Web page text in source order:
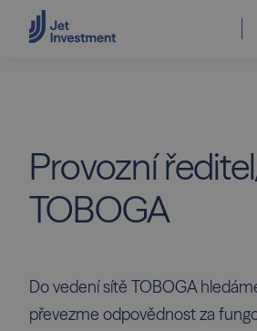
Provozní
TOBOGA
Do vedení sítě TOBOGA
převezme odpovědnost za